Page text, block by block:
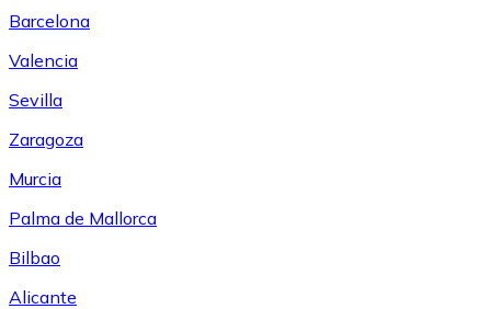
Barcelona
Valencia
Sevilla
Zaragoza
Murcia
Palma de Mallorca
Bilbao
Alicante